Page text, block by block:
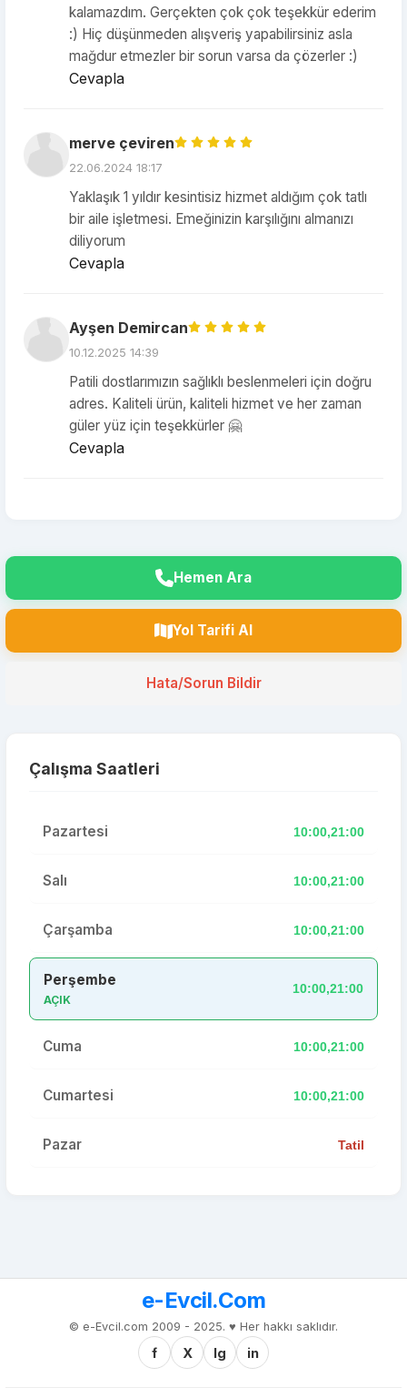
kalamazdım. Gerçekten çok çok teşekkür ederim
:) Hiç düşünmeden alışveriş yapabilirsiniz asla
mağdur etmezler bir sorun varsa da çözerler :)
Cevapla
merve çeviren
22.06.2024 18:17
Yaklaşık 1 yıldır kesintisiz hizmet aldığım çok tatlı
bir aile işletmesi. Emeğinizin karşılığını almanızı
diliyorum
Cevapla
Ayşen Demircan
10.12.2025 14:39
Patili dostlarımızın sağlıklı beslenmeleri için doğru
adres. Kaliteli ürün, kaliteli hizmet ve her zaman
güler yüz için teşekkürler 🤗
Cevapla
Hemen Ara
Yol Tarifi Al
Hata/Sorun Bildir
Çalışma Saatleri
Pazartesi 10:00,21:00
Salı 10:00,21:00
Çarşamba 10:00,21:00
Perşembe
AÇIK
10:00,21:00
Cuma 10:00,21:00
Cumartesi 10:00,21:00
Pazar Tatil
e-Evcil.Com
© e-Evcil.com 2009 - 2025. ♥️ Her hakkı saklıdır.
f X Ig in